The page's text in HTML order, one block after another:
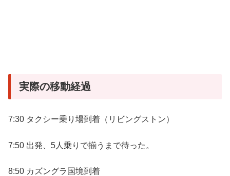
実際の移動経過
7:30 タクシー乗り場到着（リビングストン）
7:50 出発、5人乗りで揃うまで待った。
8:50 カズングラ国境到着